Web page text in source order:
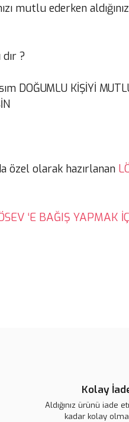
mutlu ederken
?
DOĞUMLU KİŞİYİ
özel olarak hazırlanan
‘E BAĞIŞ YAPMAK
Kolay
Aldığınız ürünü iade
kadar kolay